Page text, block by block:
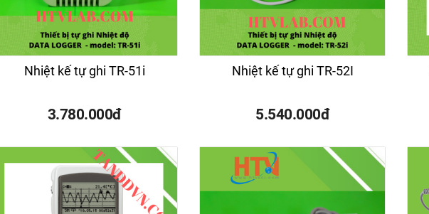
Nhiệt kế tự ghi TR-51i
3.780.000đ
Nhiệt kế tự ghi TR-52I
5.540.000đ